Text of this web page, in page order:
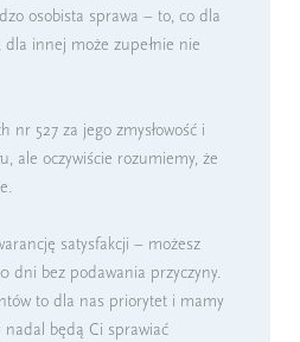
osobista sprawa – to, co dla
dla innej może zupełnie nie
nr 527 za jego zmysłowość i
ale oczywiście rozumiemy, że
satysfakcji – możesz
dni bez podawania przyczyny.
to dla nas priorytet i mamy
będą Ci sprawiać